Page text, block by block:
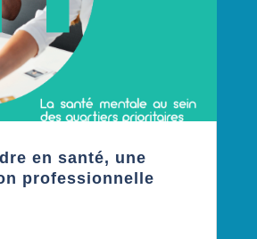
en santé, une
professionnelle